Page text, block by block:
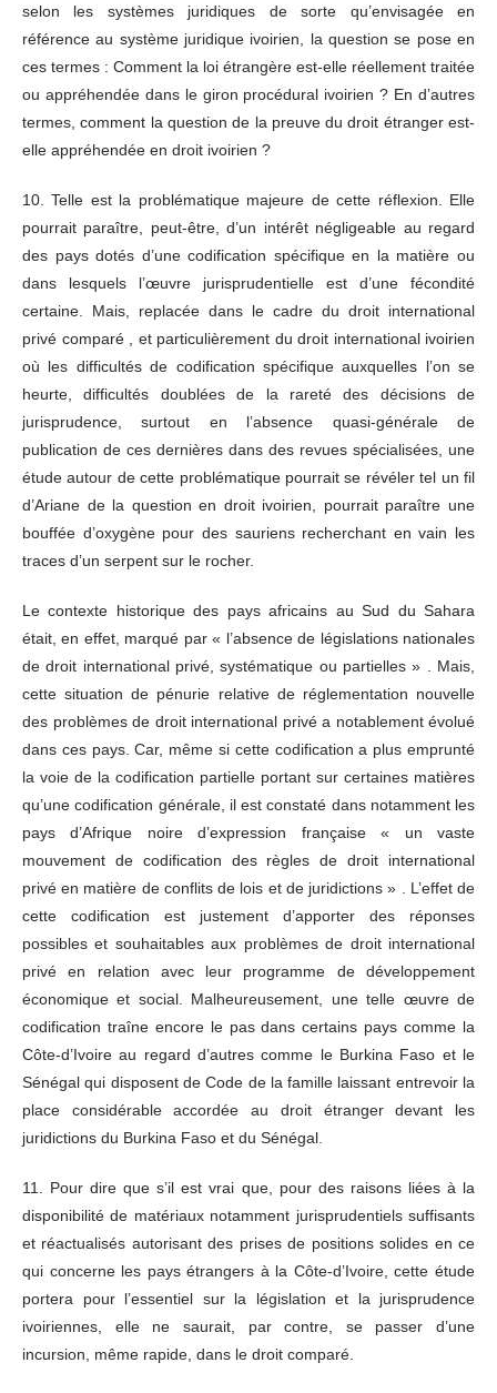
selon les systèmes juridiques de sorte qu’envisagée en
référence au système juridique ivoirien, la question se pose en
ces termes : Comment la loi étrangère est-elle réellement traitée
ou appréhendée dans le giron procédural ivoirien ? En d’autres
termes, comment la question de la preuve du droit étranger est-
elle appréhendée en droit ivoirien ?
10. Telle est la problématique majeure de cette réflexion. Elle
pourrait paraître, peut-être, d’un intérêt négligeable au regard
des pays dotés d’une codification spécifique en la matière ou
dans lesquels l’œuvre jurisprudentielle est d’une fécondité
certaine. Mais, replacée dans le cadre du droit international
privé comparé , et particulièrement du droit international ivoirien
où les difficultés de codification spécifique auxquelles l’on se
heurte, difficultés doublées de la rareté des décisions de
jurisprudence, surtout en l’absence quasi-générale de
publication de ces dernières dans des revues spécialisées, une
étude autour de cette problématique pourrait se révéler tel un fil
d’Ariane de la question en droit ivoirien, pourrait paraître une
bouffée d’oxygène pour des sauriens recherchant en vain les
traces d’un serpent sur le rocher.
Le contexte historique des pays africains au Sud du Sahara
était, en effet, marqué par « l’absence de législations nationales
de droit international privé, systématique ou partielles » . Mais,
cette situation de pénurie relative de réglementation nouvelle
des problèmes de droit international privé a notablement évolué
dans ces pays. Car, même si cette codification a plus emprunté
la voie de la codification partielle portant sur certaines matières
qu’une codification générale, il est constaté dans notamment les
pays d’Afrique noire d’expression française « un vaste
mouvement de codification des règles de droit international
privé en matière de conflits de lois et de juridictions » . L’effet de
cette codification est justement d’apporter des réponses
possibles et souhaitables aux problèmes de droit international
privé en relation avec leur programme de développement
économique et social. Malheureusement, une telle œuvre de
codification traîne encore le pas dans certains pays comme la
Côte-d’Ivoire au regard d’autres comme le Burkina Faso et le
Sénégal qui disposent de Code de la famille laissant entrevoir la
place considérable accordée au droit étranger devant les
juridictions du Burkina Faso et du Sénégal.
11. Pour dire que s’il est vrai que, pour des raisons liées à la
disponibilité de matériaux notamment jurisprudentiels suffisants
et réactualisés autorisant des prises de positions solides en ce
qui concerne les pays étrangers à la Côte-d’Ivoire, cette étude
portera pour l’essentiel sur la législation et la jurisprudence
ivoiriennes, elle ne saurait, par contre, se passer d’une
incursion, même rapide, dans le droit comparé.